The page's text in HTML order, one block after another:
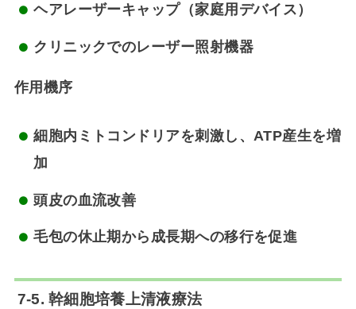
ヘアレーザーキャップ（家庭用デバイス）
クリニックでのレーザー照射機器
作用機序
細胞内ミトコンドリアを刺激し、ATP産生を増
加
頭皮の血流改善
毛包の休止期から成長期への移行を促進
7-5. 幹細胞培養上清液療法